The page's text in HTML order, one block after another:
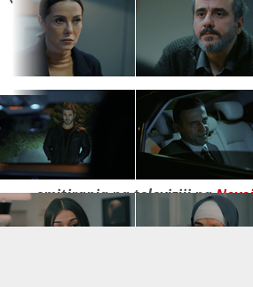
Seriju "U plamenu" ne
ponedjeljka do petka u
Novoj TV! Nove epizode
emitiranja na televiziji na